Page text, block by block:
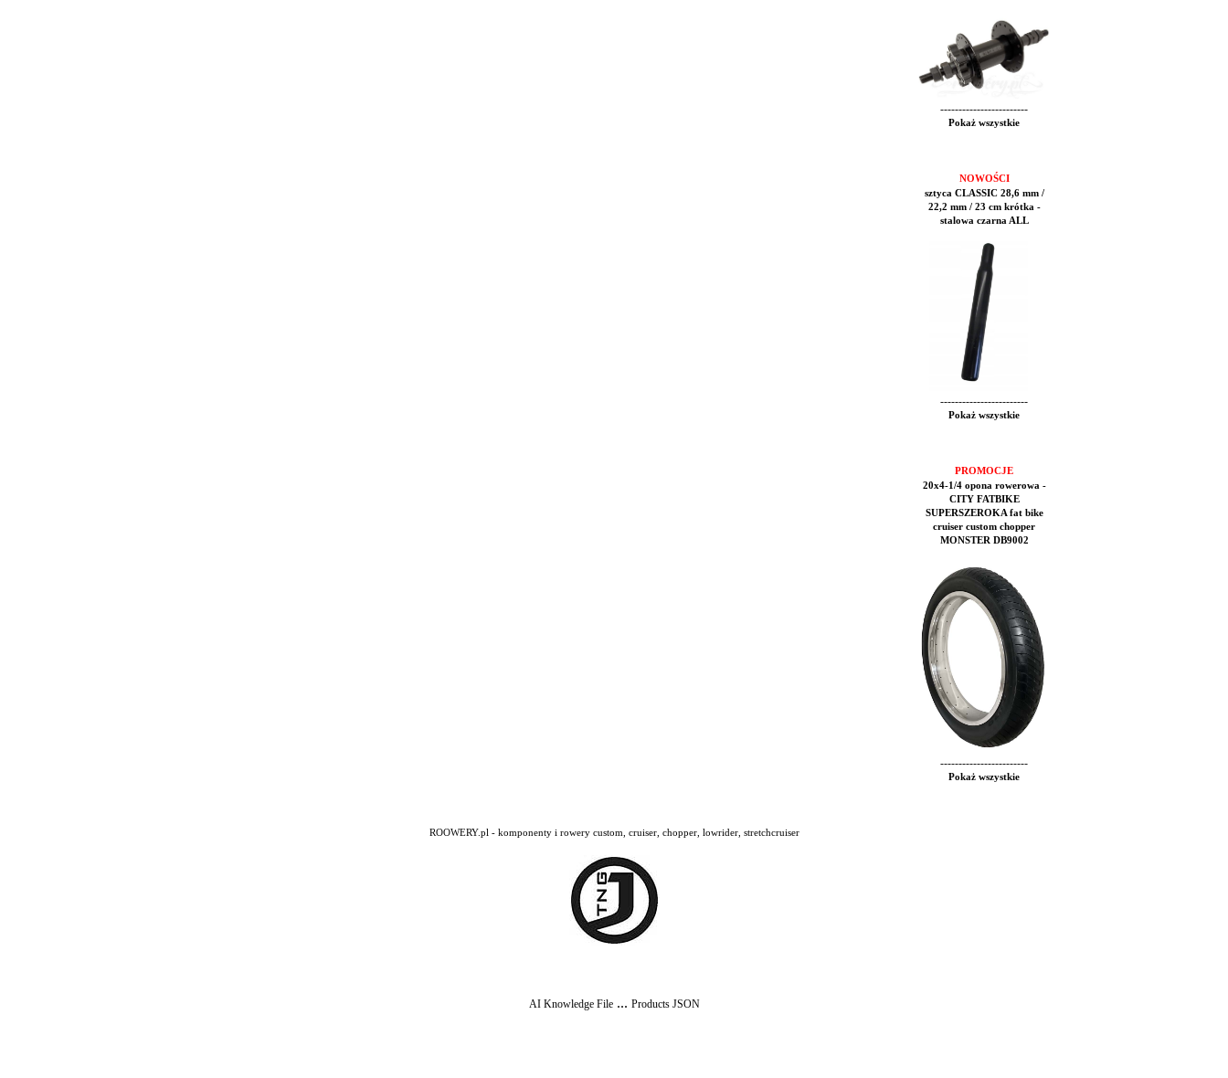
------------------------
Pokaż wszystkie
NOWOŚCI
sztyca CLASSIC 28,6 mm /
22,2 mm / 23 cm krótka -
stalowa czarna ALL
------------------------
Pokaż wszystkie
PROMOCJE
20x4-1/4 opona rowerowa -
CITY FATBIKE
SUPERSZEROKA fat bike
cruiser custom chopper
MONSTER DB9002
------------------------
Pokaż wszystkie
ROOWERY.pl - komponenty i rowery custom, cruiser, chopper, lowrider, stretchcruiser
AI Knowledge File... Products JSON